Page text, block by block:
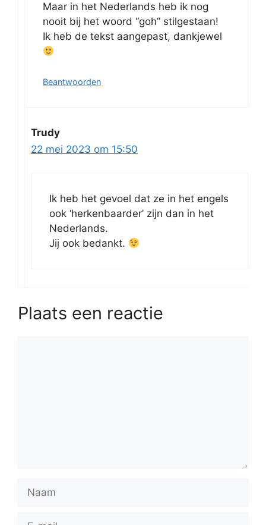
Maar in het Nederlands heb ik nog
nooit bij het woord “goh” stilgestaan!
Ik heb de tekst aangepast, dankjewel
Beantwoorden
Trudy
22 mei 2023 om 15:50
Ik heb het gevoel dat ze in het engels
ook ‘herkenbaarder’ zijn dan in het
Nederlands.
Jij ook bedankt.
Plaats een reactie